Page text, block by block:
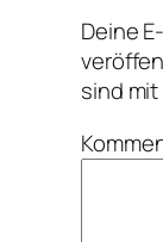
Deine
sind mit